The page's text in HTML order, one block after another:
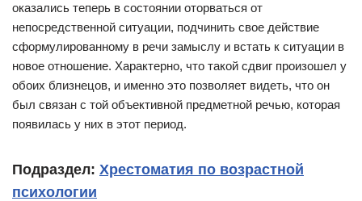
оказались теперь в состоянии оторваться от
непосредственной ситуации, подчинить свое действие
сформулированному в речи замыслу и встать к ситуации в
новое отношение. Характерно, что такой сдвиг произошел у
обоих близнецов, и именно это позволяет видеть, что он
был связан с той объективной предметной речью, которая
появилась у них в этот период.
Подраздел: Хрестоматия по возрастной
психологии